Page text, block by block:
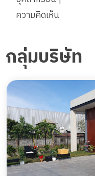
ความคิดเห็น
กลุ่มบริษัท